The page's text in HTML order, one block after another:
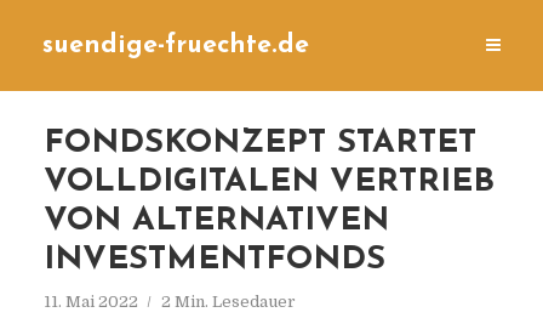
suendige-fruechte.de
FONDSKONZEPT STARTET
VOLLDIGITALEN VERTRIEB
VON ALTERNATIVEN
INVESTMENTFONDS
11. Mai 2022 2 Min. Lesedauer